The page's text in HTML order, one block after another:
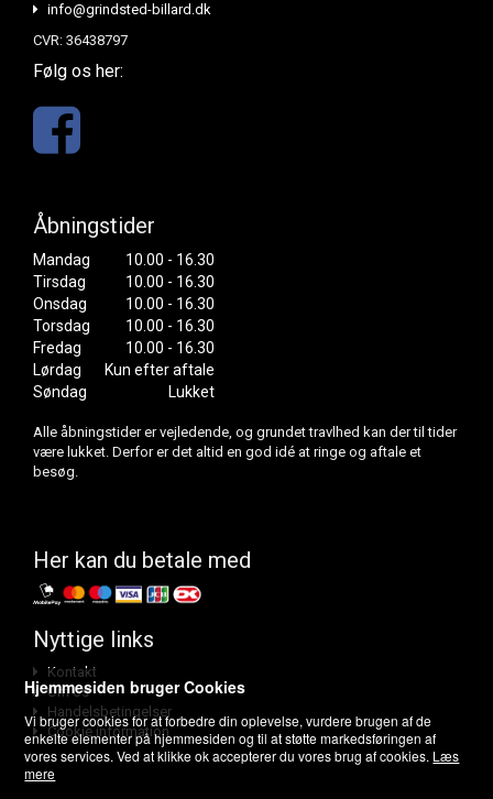
info@grindsted-billard.dk
CVR: 36438797
Følg os her:
Åbningstider
Mandag
10.00 - 16.30
Tirsdag
10.00 - 16.30
Onsdag
10.00 - 16.30
Torsdag
10.00 - 16.30
Fredag
10.00 - 16.30
Lørdag
Kun efter aftale
Søndag
Lukket
Alle åbningstider er vejledende, og grundet travlhed kan der til tider
være lukket. Derfor er det altid en god idé at ringe og aftale et
besøg.
Her kan du betale med
Nyttige links
Kontakt
Om os
Handelsbetingelser
Cookie information
Hjemmesiden bruger Cookies
Vi bruger cookies for at forbedre din oplevelse, vurdere brugen af de
enkelte elementer på hjemmesiden og til at støtte markedsføringen af
vores services. Ved at klikke ok accepterer du vores brug af cookies. Læs
mere